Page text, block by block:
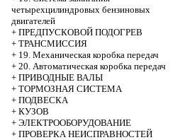
четырехцилиндровых бензиновых
двигателей
+ ПРЕДПУСКОВОЙ ПОДОГРЕВ
+ ТРАНСМИССИЯ
+ 19. Механическая коробка передач
+ 20. Автоматическая коробка передач
+ ПРИВОДНЫЕ ВАЛЫ
+ ТОРМОЗНАЯ СИСТЕМА
+ ПОДВЕСКА
+ КУЗОВ
+ ЭЛЕКТРООБОРУДОВАНИЕ
+ ПРОВЕРКА НЕИСПРАВНОСТЕЙ